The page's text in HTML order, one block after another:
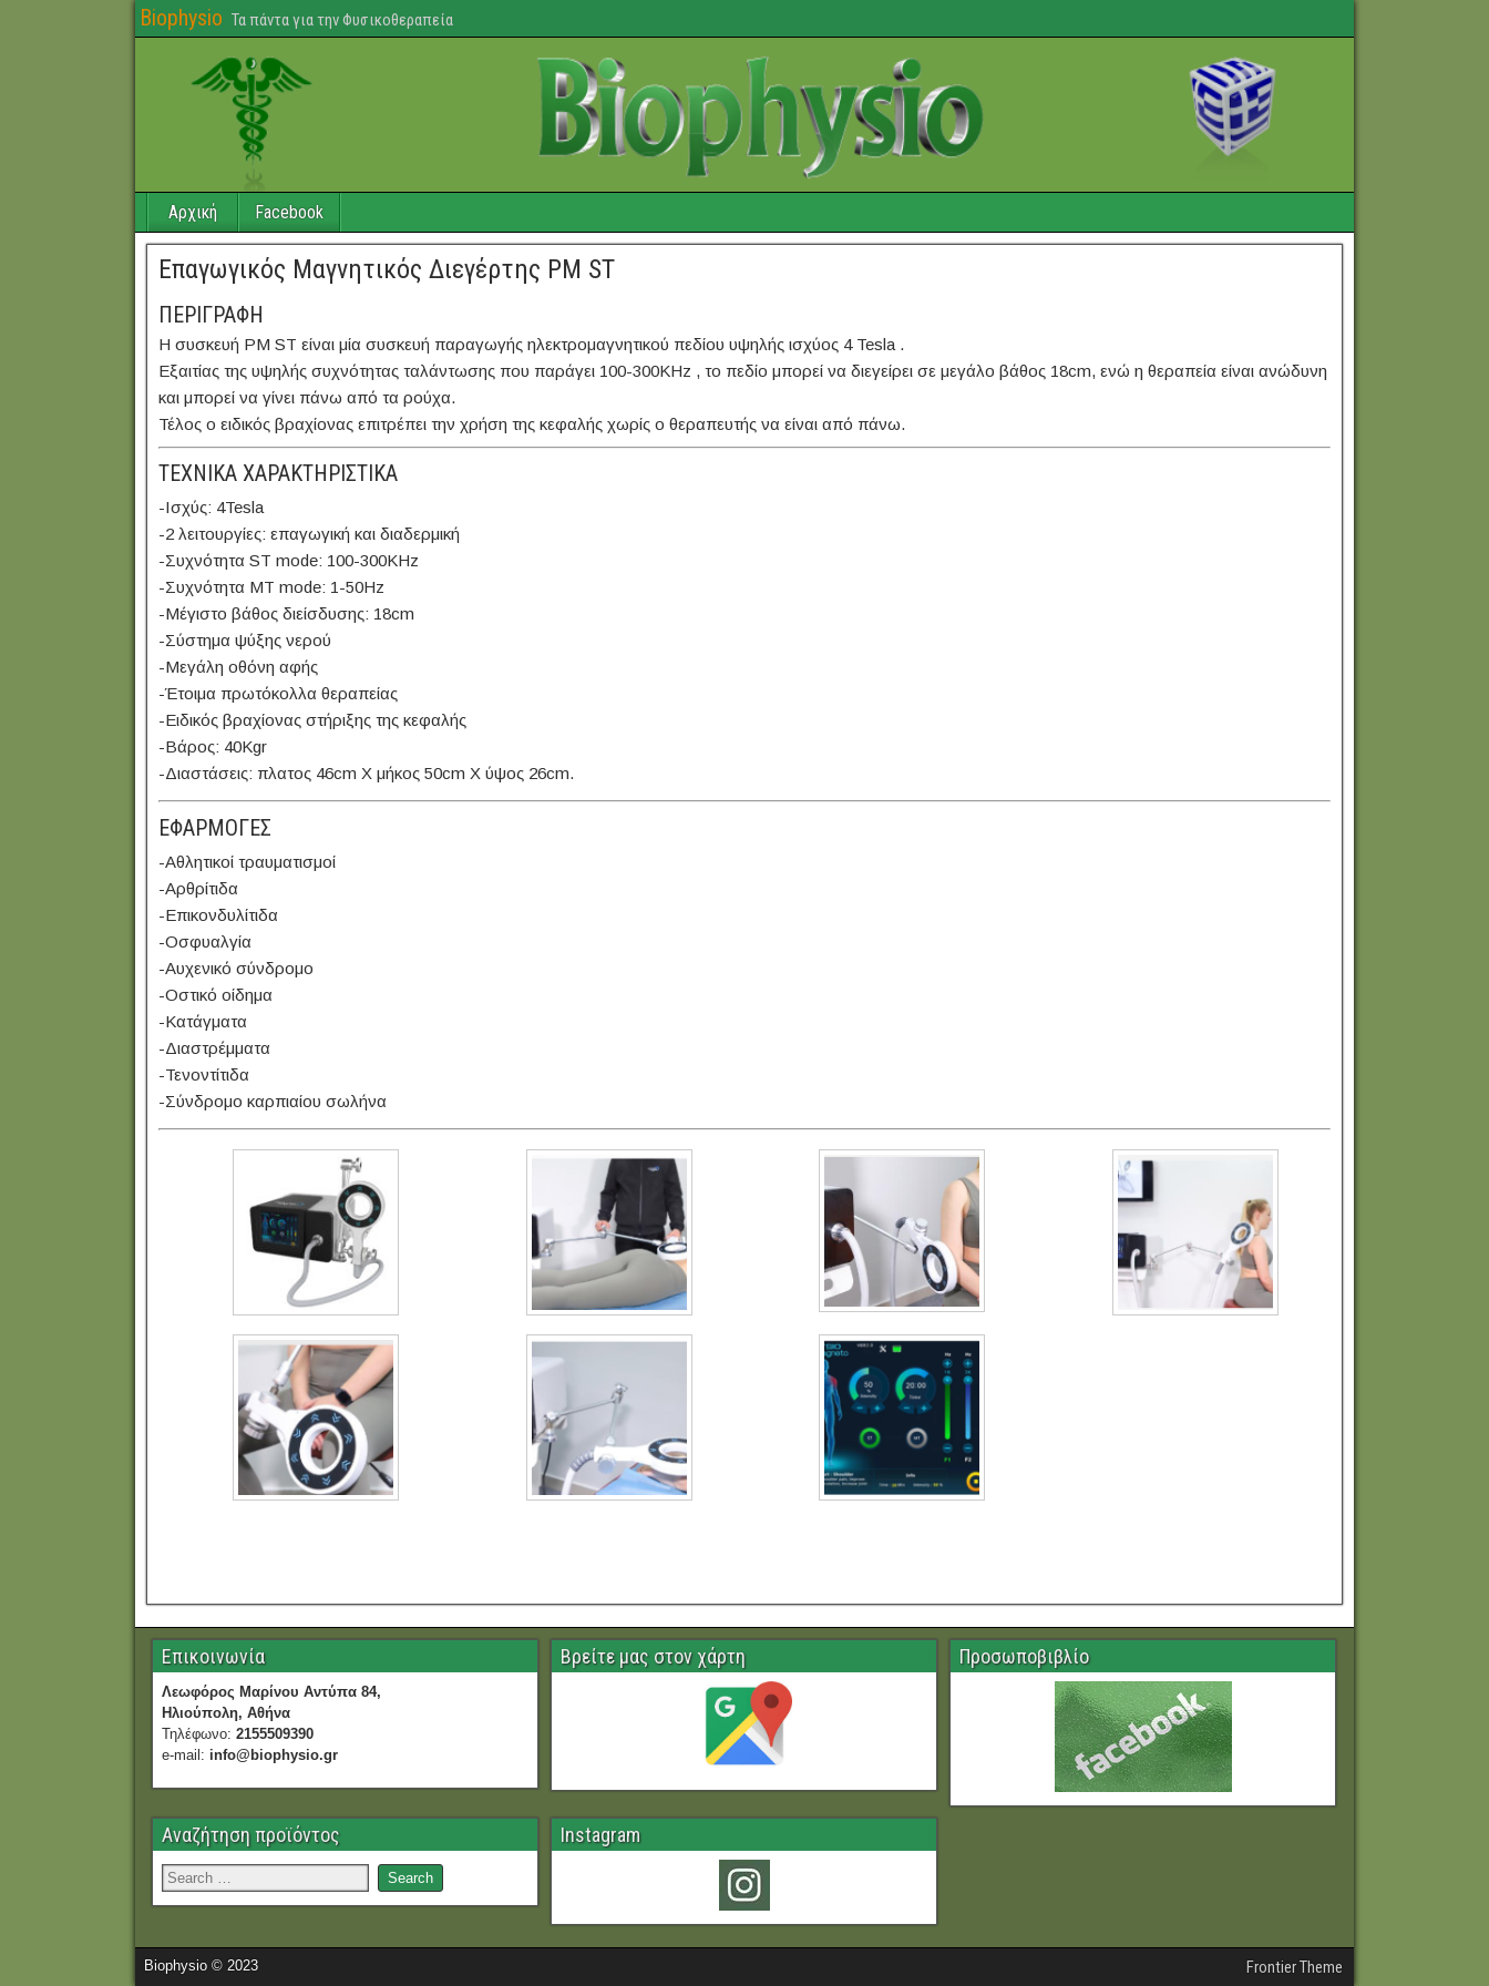
Biophysio Τα πάντα για την Φυσικοθεραπεία
Αρχική Facebook
Επαγωγικός Μαγνητικός Διεγέρτης PM ST
ΠΕΡΙΓΡΑΦΗ
Η συσκευή PM ST είναι μία συσκευή παραγωγής ηλεκτρομαγνητικού πεδίου υψηλής ισχύος 4 Tesla .
Εξαιτίας της υψηλής συχνότητας ταλάντωσης που παράγει 100-300KHz , το πεδίο μπορεί να διεγείρει σε μεγάλο βάθος 18cm, ενώ η θεραπεία είναι ανώδυνη
και μπορεί να γίνει πάνω από τα ρούχα.
Τέλος ο ειδικός βραχίονας επιτρέπει την χρήση της κεφαλής χωρίς ο θεραπευτής να είναι από πάνω.
ΤΕΧΝΙΚΑ ΧΑΡΑΚΤΗΡΙΣΤΙΚΑ
-Ισχύς: 4Tesla
-2 λειτουργίες: επαγωγική και διαδερμική
-Συχνότητα ST mode: 100-300KHz
-Συχνότητα MT mode: 1-50Hz
-Μέγιστο βάθος διείσδυσης: 18cm
-Σύστημα ψύξης νερού
-Μεγάλη οθόνη αφής
-Έτοιμα πρωτόκολλα θεραπείας
-Ειδικός βραχίονας στήριξης της κεφαλής
-Βάρος: 40Kgr
-Διαστάσεις: πλατος 46cm X μήκος 50cm X ύψος 26cm.
ΕΦΑΡΜΟΓΕΣ
-Αθλητικοί τραυματισμοί
-Αρθρίτιδα
-Επικονδυλίτιδα
-Οσφυαλγία
-Αυχενικό σύνδρομο
-Οστικό οίδημα
-Κατάγματα
-Διαστρέμματα
-Τενοντίτιδα
-Σύνδρομο καρπιαίου σωλήνα
Επικοινωνία
Λεωφόρος Μαρίνου Αντύπα 84,
Ηλιούπολη, Αθήνα
Τηλέφωνο:2155509390
e-mail: info@biophysio.gr
Βρείτε μας στον χάρτη Προσωποβιβλίο
Αναζήτηση προϊόντος Instagram
Biophysio © 2023 Frontier Theme